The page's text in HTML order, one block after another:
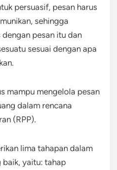
persuasif, pesan harus
sehingga
pesan itu dan
sesuai dengan apa
mampu mengelola pesan
dalam rencana
(RPP).
lima tahapan dalam
baik, yaitu: tahap